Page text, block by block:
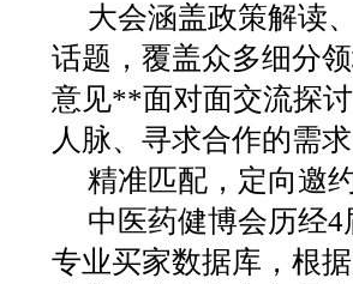
大会涵盖政策解读
话题，覆盖众多细分
意见**面对面交流探
人脉、寻求合作的需求
精准匹配，定向邀
中医药健博会历经
专业买家数据库，根